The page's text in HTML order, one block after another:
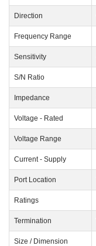
Direction
Frequency Range
Sensitivity
S/N Ratio
Impedance
Voltage - Rated
Voltage Range
Current - Supply
Port Location
Ratings
Termination
Size / Dimension